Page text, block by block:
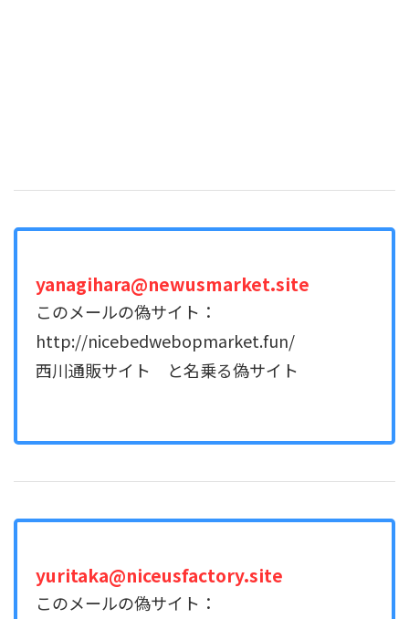
yanagihara@newusmarket.site
このメールの偽サイト：
http://nicebedwebopmarket.fun/
西川通販サイト と名乗る偽サイト
yuritaka@niceusfactory.site
このメールの偽サイト：